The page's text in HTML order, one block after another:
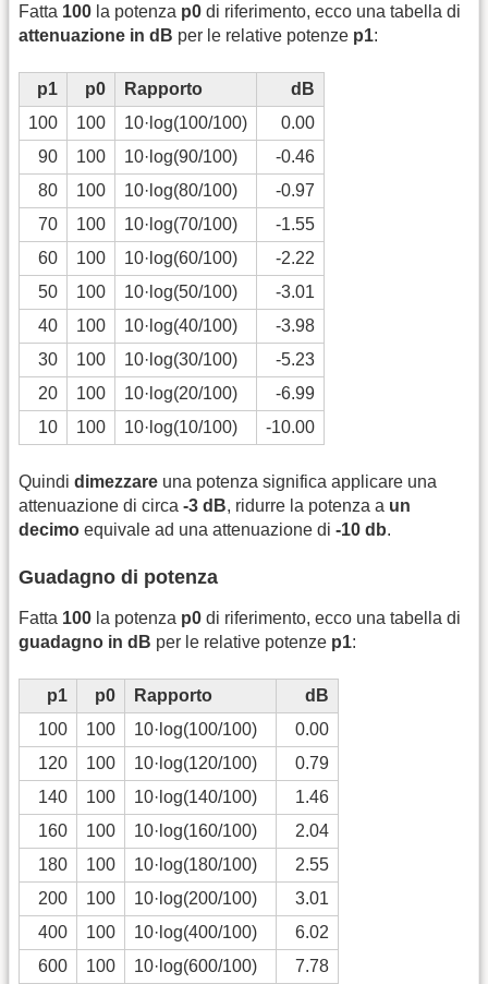
Fatta 100 la potenza p0 di riferimento, ecco una tabella di
attenuazione in dB per le relative potenze p1:
p1 p0 Rapporto
dB
100
100 10·log(100/100)
0.00
90
100 10·log(90/100)
-0.46
80
100 10·log(80/100)
-0.97
70
100 10·log(70/100)
-1.55
60
100 10·log(60/100)
-2.22
50
100 10·log(50/100)
-3.01
40
100 10·log(40/100)
-3.98
30
100 10·log(30/100)
-5.23
20
100 10·log(20/100)
-6.99
10
100 10·log(10/100) -10.00
Quindi dimezzare una potenza significa applicare una
attenuazione di circa -3 dB, ridurre la potenza a un
decimo equivale ad una attenuazione di -10 db.
Guadagno di potenza
Fatta 100 la potenza p0 di riferimento, ecco una tabella di
guadagno in dB per le relative potenze p1:
p1 p0 Rapporto
dB
100
100 10·log(100/100)
0.00
120
100 10·log(120/100)
0.79
140
100 10·log(140/100)
1.46
160
100 10·log(160/100)
2.04
180
100 10·log(180/100)
2.55
200
100 10·log(200/100)
3.01
400
100 10·log(400/100)
6.02
600
100 10·log(600/100)
7.78